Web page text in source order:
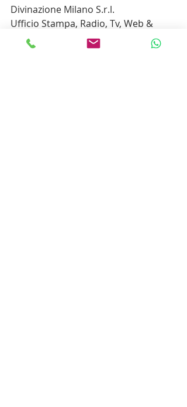
Divinazione Milano S.r.l.
Ufficio Stampa, Radio, Tv, Web &
Social Network
Via Andrea Palladio n. 16 - 20135